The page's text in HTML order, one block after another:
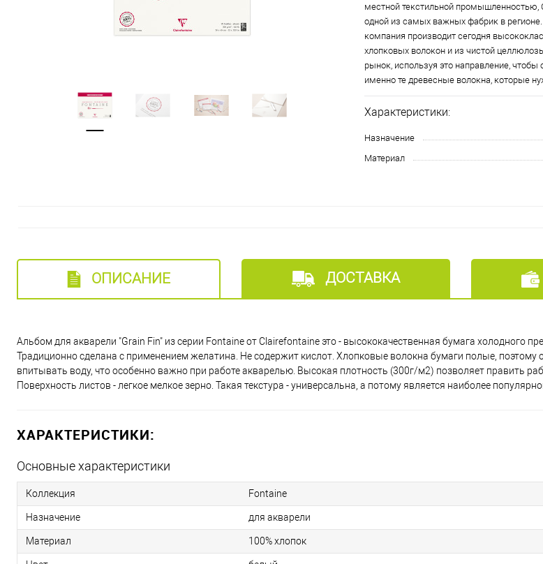
местной текстильной промышленностью,
одной из самых важных фабрик в
компания производит сегодня
хлопковых волокон и из чистой
рынок, используя это направление,
именно те древесные волокна, которые
Характеристики:
Назначение
Материал
ОПИСАНИЕ ДОСТАВКА
Альбом для акварели "Grain Fin" из серии Fontaine от Clairefontaine это - высококачественная бумага холодного
Традиционно сделана с применением желатина. Не содержит кислот. Хлопковые волокна бумаги полые, поэтому
впитывать воду, что особенно важно при работе акварелью. Высокая плотность (300г/м2) позволяет править
Поверхность листов - легкое мелкое зерно. Такая текстура - универсальна, а потому является наиболее
ХАРАКТЕРИСТИКИ:
Основные характеристики
Коллекция Fontaine
Назначение для акварели
Материал 100% хлопок